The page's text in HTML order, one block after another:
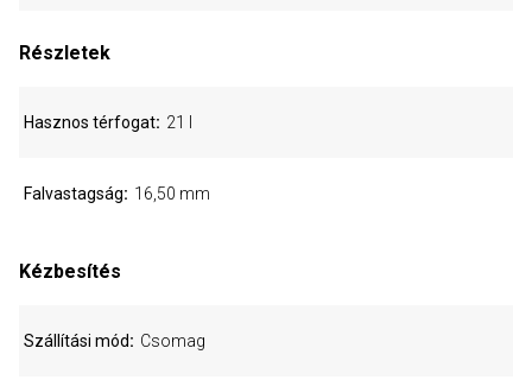
Részletek
Hasznos térfogat 21 l
Falvastagság 16,50 mm
Kézbesítés
Szállítási mód Csomag